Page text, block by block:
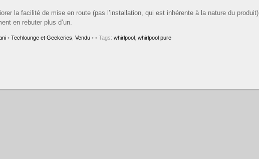
la facilité de mise en route (pas l’installation, qui est inhérente à la nature du produit),
en rebuter plus d’un.
• Techlounge et Geekeries Vendu • • Tags: whirlpool whirlpool pure